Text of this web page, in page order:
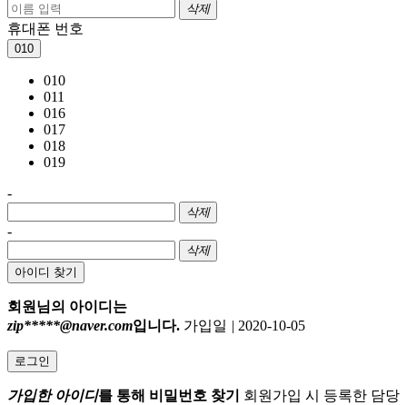
삭제
휴대폰 번호
010
010
011
016
017
018
019
-
삭제
-
삭제
아이디 찾기
회원님의 아이디는
zip*****@naver.com입니다. 가입일 | 2020-10-05
로그인
가입한 아이디를 통해 비밀번호 찾기
회원가입 시 등록한 담당